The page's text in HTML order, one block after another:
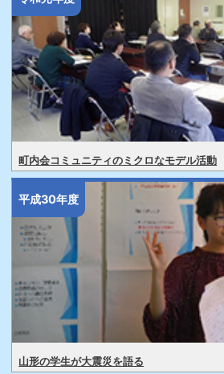
町内会コミュニティのミクロなモデル活動
平成30年度
山形の学生が大震災を語る